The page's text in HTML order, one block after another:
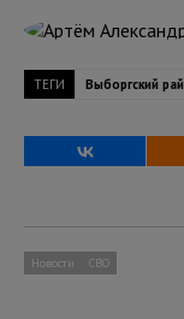
ТЕГИ Выборгский
Новости СВО